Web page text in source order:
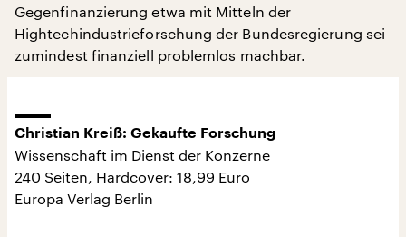
Gegenfinanzierung etwa mit Mitteln der
Hightechindustrieforschung der Bundesregierung sei
zumindest finanziell problemlos machbar.
Christian Kreiß: Gekaufte Forschung
Wissenschaft im Dienst der Konzerne
240 Seiten, Hardcover: 18,99 Euro
Europa Verlag Berlin